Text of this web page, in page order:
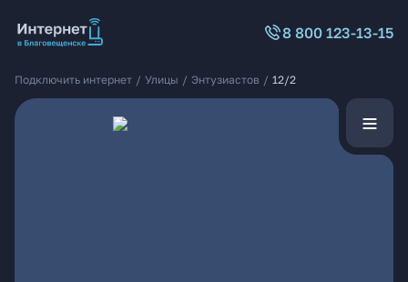
8 800 123-13-15
Подключить интернет / Улицы / Энтузиастов / 12/2